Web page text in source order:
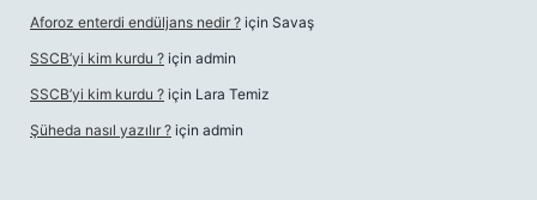
Aforoz enterdi endüljans nedir ? için Savaş
SSCB’yi kim kurdu ? için admin
SSCB’yi kim kurdu ? için Lara Temiz
Şüheda nasıl yazılır ? için admin